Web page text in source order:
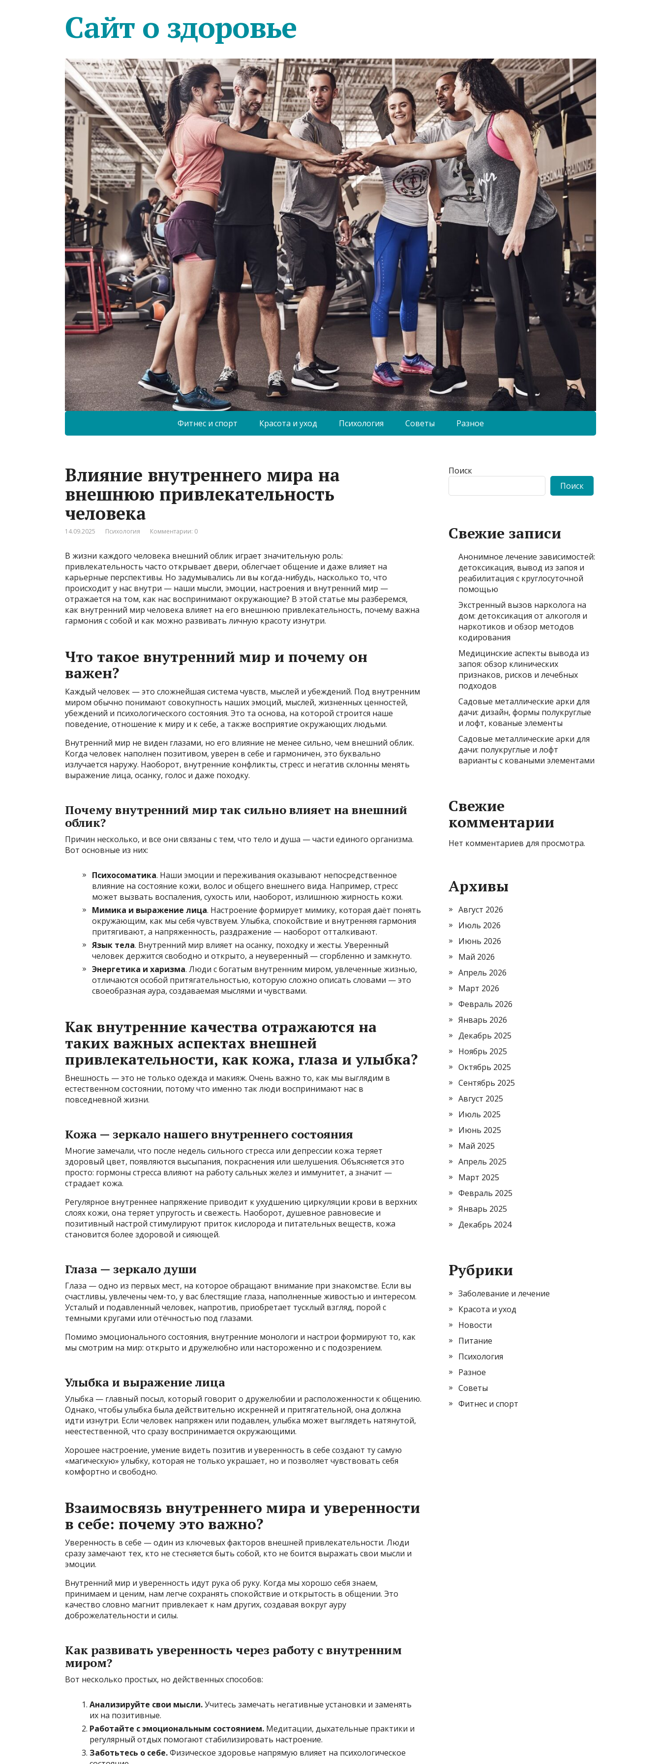
Сайт о здоровье
Фитнес и спорт Красота и уход Психология Советы Разное
Влияние внутреннего мира на
внешнюю привлекательность
человека
14.09.2025 Психология Комментарии: 0
В жизни каждого человека внешний облик играет значительную роль:
привлекательность часто открывает двери, облегчает общение и даже влияет на
карьерные перспективы. Но задумывались ли вы когда-нибудь, насколько то, что
происходит у нас внутри — наши мысли, эмоции, настроения и внутренний мир —
отражается на том, как нас воспринимают окружающие? В этой статье мы разберемся,
как внутренний мир человека влияет на его внешнюю привлекательность, почему важна
гармония с собой и как можно развивать личную красоту изнутри.
Что такое внутренний мир и почему он
важен?
Каждый человек — это сложнейшая система чувств, мыслей и убеждений. Под внутренним
миром обычно понимают совокупность наших эмоций, мыслей, жизненных ценностей,
убеждений и психологического состояния. Это та основа, на которой строится наше
поведение, отношение к миру и к себе, а также восприятие окружающих людьми.
Внутренний мир не виден глазами, но его влияние не менее сильно, чем внешний облик.
Когда человек наполнен позитивом, уверен в себе и гармоничен, это буквально
излучается наружу. Наоборот, внутренние конфликты, стресс и негатив склонны менять
выражение лица, осанку, голос и даже походку.
Почему внутренний мир так сильно влияет на внешний
облик?
Причин несколько, и все они связаны с тем, что тело и душа — части единого организма.
Вот основные из них:
Психосоматика. Наши эмоции и переживания оказывают непосредственное
влияние на состояние кожи, волос и общего внешнего вида. Например, стресс
может вызвать воспаления, сухость или, наоборот, излишнюю жирность кожи.
Мимика и выражение лица. Настроение формирует мимику, которая даёт понять
окружающим, как мы себя чувствуем. Улыбка, спокойствие и внутренняя гармония
притягивают, а напряженность, раздражение — наоборот отталкивают.
Язык тела. Внутренний мир влияет на осанку, походку и жесты. Уверенный
человек держится свободно и открыто, а неуверенный — сгорбленно и замкнуто.
Энергетика и харизма. Люди с богатым внутренним миром, увлеченные жизнью,
отличаются особой притягательностью, которую сложно описать словами — это
своеобразная аура, создаваемая мыслями и чувствами.
Как внутренние качества отражаются на
таких важных аспектах внешней
привлекательности, как кожа, глаза и улыбка?
Внешность — это не только одежда и макияж. Очень важно то, как мы выглядим в
естественном состоянии, потому что именно так люди воспринимают нас в
повседневной жизни.
Кожа — зеркало нашего внутреннего состояния
Многие замечали, что после недель сильного стресса или депрессии кожа теряет
здоровый цвет, появляются высыпания, покраснения или шелушения. Объясняется это
просто: гормоны стресса влияют на работу сальных желез и иммунитет, а значит —
страдает кожа.
Регулярное внутреннее напряжение приводит к ухудшению циркуляции крови в верхних
слоях кожи, она теряет упругость и свежесть. Наоборот, душевное равновесие и
позитивный настрой стимулируют приток кислорода и питательных веществ, кожа
становится более здоровой и сияющей.
Глаза — зеркало души
Глаза — одно из первых мест, на которое обращают внимание при знакомстве. Если вы
счастливы, увлечены чем-то, у вас блестящие глаза, наполненные живостью и интересом.
Усталый и подавленный человек, напротив, приобретает тусклый взгляд, порой с
темными кругами или отёчностью под глазами.
Помимо эмоционального состояния, внутренние монологи и настрои формируют то, как
мы смотрим на мир: открыто и дружелюбно или настороженно и с подозрением.
Улыбка и выражение лица
Улыбка — главный посыл, который говорит о дружелюбии и расположенности к общению.
Однако, чтобы улыбка была действительно искренней и притягательной, она должна
идти изнутри. Если человек напряжен или подавлен, улыбка может выглядеть натянутой,
неестественной, что сразу воспринимается окружающими.
Хорошее настроение, умение видеть позитив и уверенность в себе создают ту самую
«магическую» улыбку, которая не только украшает, но и позволяет чувствовать себя
комфортно и свободно.
Взаимосвязь внутреннего мира и уверенности
в себе: почему это важно?
Уверенность в себе — один из ключевых факторов внешней привлекательности. Люди
сразу замечают тех, кто не стесняется быть собой, кто не боится выражать свои мысли и
эмоции.
Внутренний мир и уверенность идут рука об руку. Когда мы хорошо себя знаем,
принимаем и ценим, нам легче сохранять спокойствие и открытость в общении. Это
качество словно магнит привлекает к нам других, создавая вокруг ауру
доброжелательности и силы.
Как развивать уверенность через работу с внутренним
миром?
Вот несколько простых, но действенных способов:
Анализируйте свои мысли.Учитесь замечать негативные установки и заменять
их на позитивные.
Работайте с эмоциональным состоянием. Медитации, дыхательные практики и
регулярный отдых помогают стабилизировать настроение.
Заботьтесь о себе.Физическое здоровье напрямую влияет на психологическое
Поиск
Поиск
Свежие записи
Анонимное лечение зависимостей:
детоксикация, вывод из запоя и
реабилитация с круглосуточной
помощью
Экстренный вызов нарколога на
дом: детоксикация от алкоголя и
наркотиков и обзор методов
кодирования
Медицинские аспекты вывода из
запоя: обзор клинических
признаков, рисков и лечебных
подходов
Садовые металлические арки для
дачи: дизайн, формы полукруглые
и лофт, кованые элементы
Садовые металлические арки для
дачи: полукруглые и лофт
варианты с коваными элементами
Свежие
комментарии
Нет комментариев для просмотра.
Архивы
Август 2026
Июль 2026
Июнь 2026
Май 2026
Апрель 2026
Март 2026
Февраль 2026
Январь 2026
Декабрь 2025
Ноябрь 2025
Октябрь 2025
Сентябрь 2025
Август 2025
Июль 2025
Июнь 2025
Май 2025
Апрель 2025
Март 2025
Февраль 2025
Январь 2025
Декабрь 2024
Рубрики
Заболевание и лечение
Красота и уход
Новости
Питание
Психология
Разное
Советы
Фитнес и спорт